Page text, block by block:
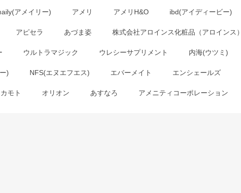
アメイリー) アメリ アメリH&O ibd(アイディービー)
アピセラ あづま姿 株式会社アロインス化粧品（アロインス）
ウルトラマジック ウレシーサプリメント 内海(ウツミ)
) NFS(エヌエフエス) エバーメイト エンシェールズ
モト オリオン あすなろ アメニティコーポレーション